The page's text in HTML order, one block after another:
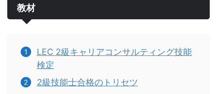
教材
LEC 2級キャリアコンサルティング技能
検定
2級技能士合格のトリセツ